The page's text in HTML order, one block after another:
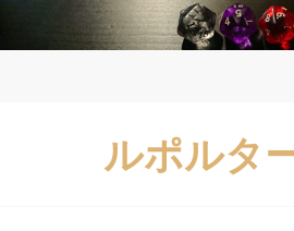
ルポルタ